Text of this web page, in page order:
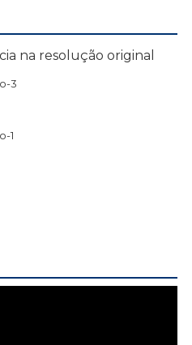
na resolução original
3
1